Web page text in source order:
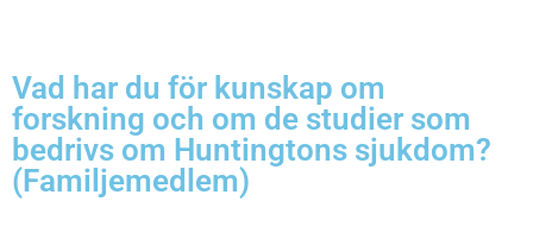
Vad har du för kunskap om
forskning och om de studier som
bedrivs om Huntingtons sjukdom?
(Familjemedlem)